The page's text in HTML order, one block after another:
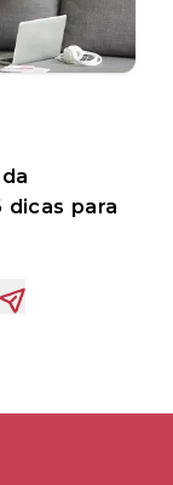
dicas para